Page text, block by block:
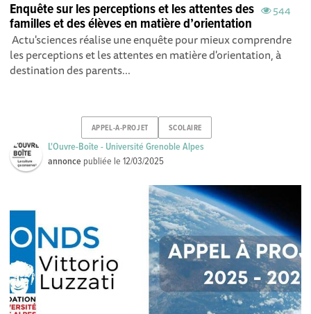
544
Enquête sur les perceptions et les attentes des
familles et des élèves en matière d’orientation
Actu'sciences réalise une enquête pour mieux compr endre
les perceptions et les attentes en matière d'orientation, à
destination des parents...
APPEL-A-PROJET SCOLAIRE
L'Ouvre-Boîte - Université Grenoble Alpes
annonce publiée le12/03/2025